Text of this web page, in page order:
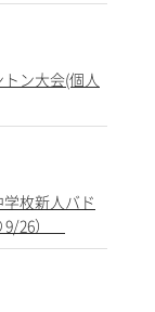
ン大会(個人
枚新人バド
9/26）